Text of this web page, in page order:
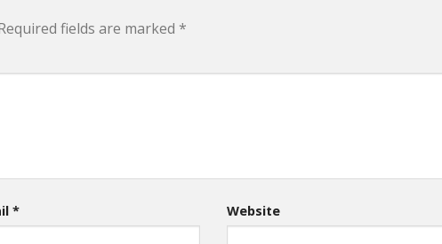
fields are marked *
* Website